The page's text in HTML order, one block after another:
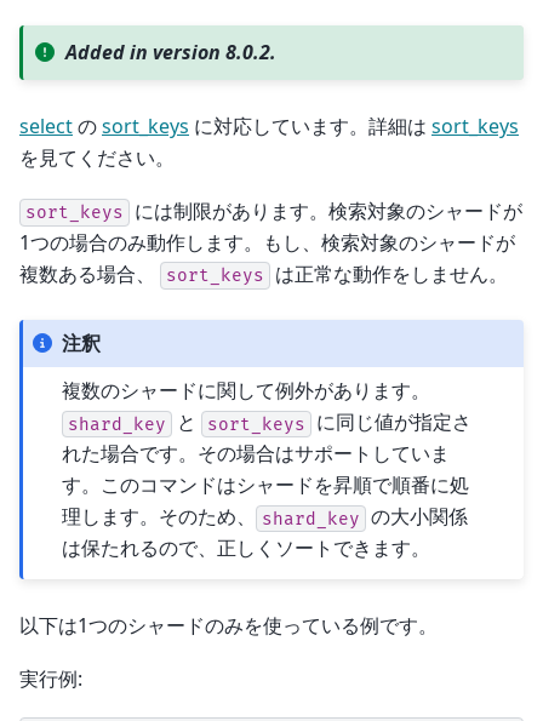
Added in version 8.0.2.
selectのsort_keys に対応しています。詳細は sort_keys
を見てください。
sort_keys
には制限があります。検索対象のシャードが
1つの場合のみ動作します。もし、検索対象のシャードが
複数ある場合、
sort_keys は正常な動作をしません。
注釈
複数のシャードに関して例外があります。
shard_key と sort_keys
に同じ値が指定さ
れた場合です。その場合はサポートしていま
す。このコマンドはシャードを昇順で順番に処
理します。そのため、 shard_key の大小関係
は保たれるので、正しくソートできます。
以下は1つのシャードのみを使っている例です。
実行例: